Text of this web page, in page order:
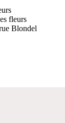
fleurs
Blondel